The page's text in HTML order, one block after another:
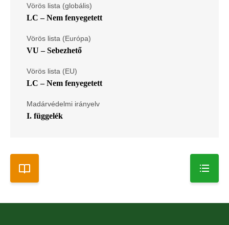
Vörös lista (globális)
LC – Nem fenyegetett
Vörös lista (Európa)
VU – Sebezhető
Vörös lista (EU)
LC – Nem fenyegetett
Madárvédelmi irányelv
I. függelék